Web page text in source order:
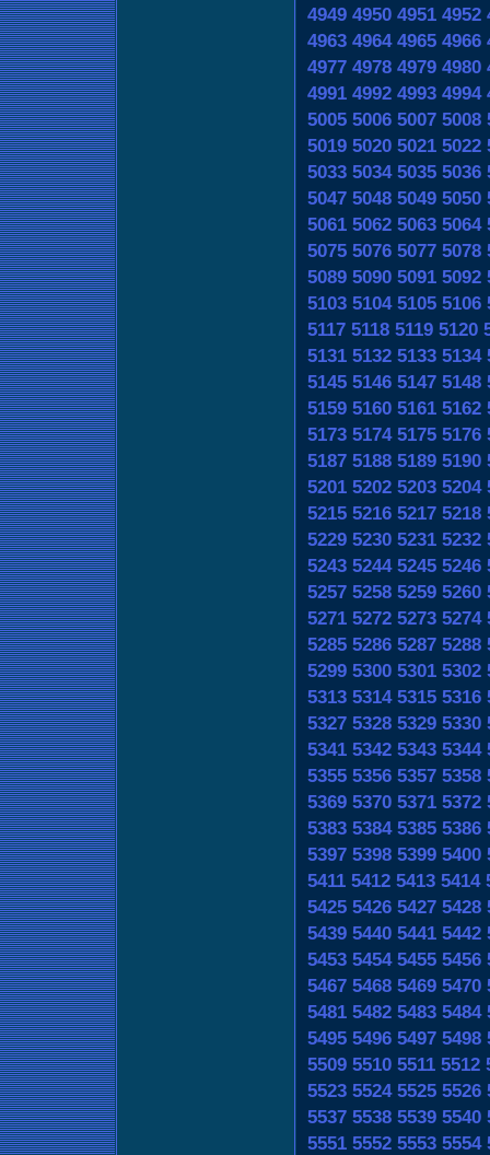
4949 4950 4951 4952
4963 4964 4965 4966
4977 4978 4979 4980
4991 4992 4993 4994
5005 5006 5007 5008
5019 5020 5021 5022
5033 5034 5035 5036
5047 5048 5049 5050
5061 5062 5063 5064
5075 5076 5077 5078
5089 5090 5091 5092
5103 5104 5105 5106
5117 5118 5119 5120
5131 5132 5133 5134
5145 5146 5147 5148
5159 5160 5161 5162
5173 5174 5175 5176
5187 5188 5189 5190
5201 5202 5203 5204
5215 5216 5217 5218
5229 5230 5231 5232
5243 5244 5245 5246
5257 5258 5259 5260
5271 5272 5273 5274
5285 5286 5287 5288
5299 5300 5301 5302
5313 5314 5315 5316
5327 5328 5329 5330
5341 5342 5343 5344
5355 5356 5357 5358
5369 5370 5371 5372
5383 5384 5385 5386
5397 5398 5399 5400
5411 5412 5413 5414
5425 5426 5427 5428
5439 5440 5441 5442
5453 5454 5455 5456
5467 5468 5469 5470
5481 5482 5483 5484
5495 5496 5497 5498
5509 5510 5511 5512
5523 5524 5525 5526
5537 5538 5539 5540
5551 5552 5553 5554